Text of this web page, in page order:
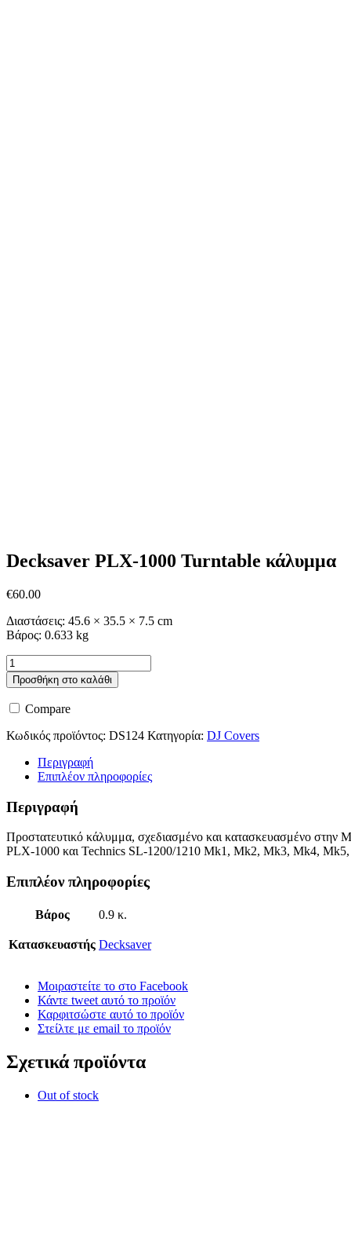
Decksaver PLX-1000 Turntable κάλυμμα
€60.00
Διαστάσεις: 45.6 × 35.5 × 7.5 cm
Βάρος: 0.633 kg
Decksaver
PLX-
1000
Turntable
κάλυμμα
ποσότητα
Προσθήκη στο καλάθι
Compare
Κωδικός προϊόντος: DS124 Κατηγορία: DJ Covers
Περιγραφή
Επιπλέον πληροφορίες
Περιγραφή
Προστατευτικό κάλυμμα, σχεδιασμένο και κατασκευασμένο στην
PLX-1000 και Technics SL-1200/1210 Mk1, Mk2, Mk3, Mk4,
Επιπλέον πληροφορίες
Βάρος 0.9 κ.
Κατασκευαστής Decksaver
Μοιραστείτε το στο Facebook
Κάντε tweet αυτό το προϊόν
Καρφιτσώστε αυτό το προϊόν
Στείλτε με email το προϊόν
Σχετικά προϊόντα
Out of stock